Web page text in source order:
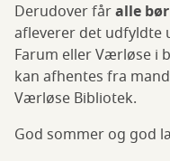
Derudover fåralle
afleverer det udfyldte
Farum eller Værløse i
kan afhentes fra
Værløse Bibliotek.
God sommer og god